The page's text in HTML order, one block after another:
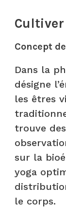
Concept
Dans la
désigne
les êtres
trouve
sur la
yoga
le corps.